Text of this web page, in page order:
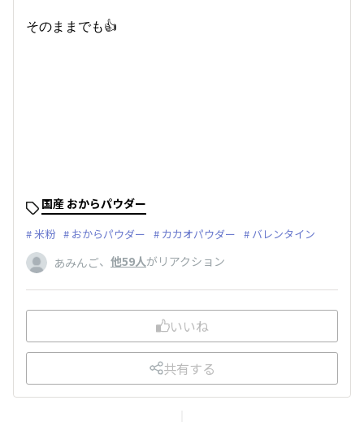
そのままでも👍
国産 おからパウダー
米粉 おからパウダー カカオパウダー バレンタイン
あみんご、 他59人がリアクション
いいね
共有する